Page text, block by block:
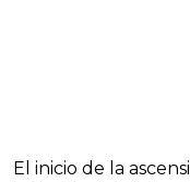
El inicio de la